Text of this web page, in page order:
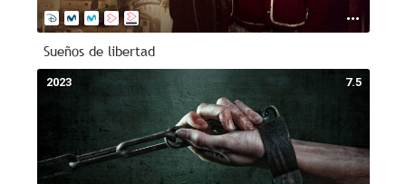
Sueños de libertad
7.5
2023